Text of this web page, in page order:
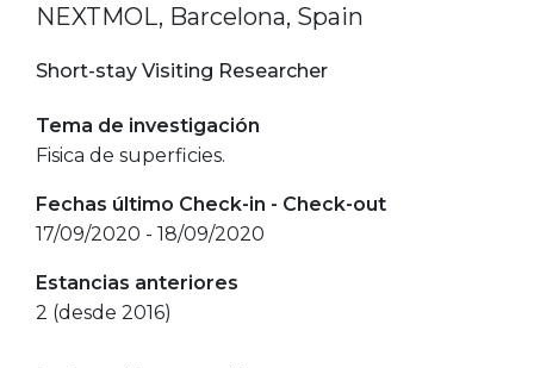
NEXTMOL, Barcelona, Spain
Short-stay Visiting Researcher
Tema de investigación
Fisica de superficies.
Fechas último Check-in - Check-out
17/09/2020 - 18/09/2020
Estancias anteriores
2 (desde 2016)